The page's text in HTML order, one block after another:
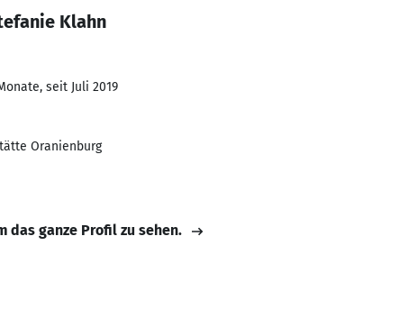
Klahn
seit Juli 2019
Oranienburg
das ganze Profil zu sehen.